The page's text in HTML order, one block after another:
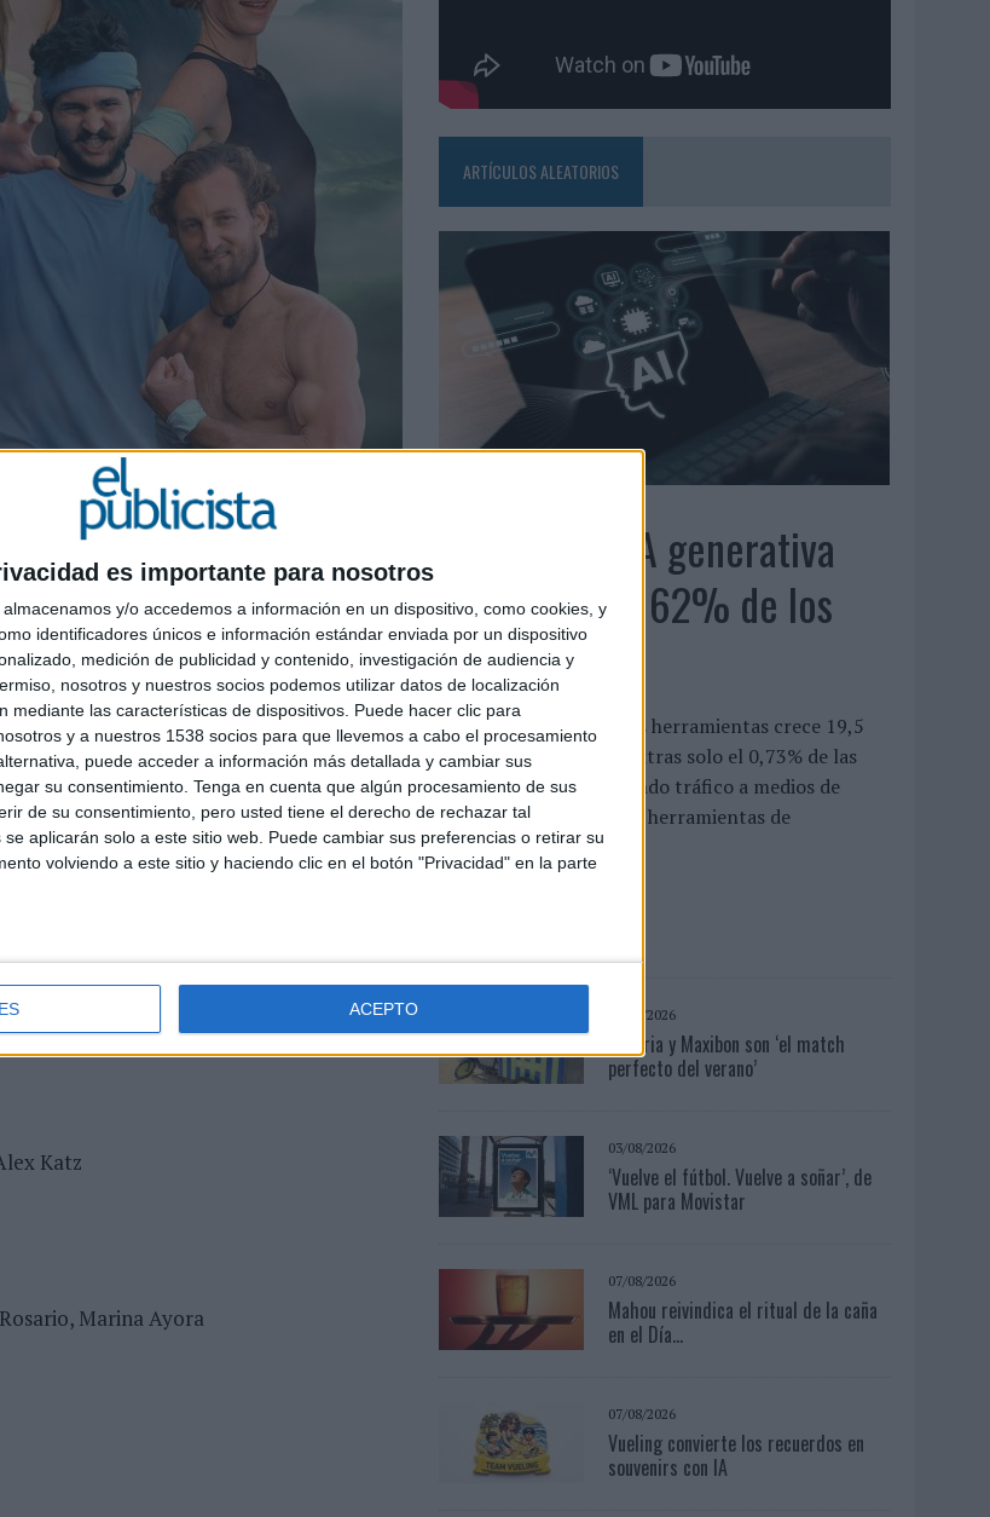
es importante para nosotros
almacenamos y/o accedemos a información en un dispositivo, como cookies, y
identificadores únicos e información estándar enviada por un dispositivo
medición de publicidad y contenido, investigación de audiencia y
nosotros y nuestros socios podemos utilizar datos de localización
mediante las características de dispositivos. Puede hacer clic para
y a nuestros 1538 socios para que llevemos a cabo el procesamiento
puede acceder a información más detallada y cambiar sus
su consentimiento. Tenga en cuenta que algún procesamiento de sus
de su consentimiento, pero usted tiene el derecho de rechazar tal
aplicarán solo a este sitio web. Puede cambiar sus preferencias o retirar su
volviendo a este sitio y haciendo clic en el botón "Privacidad" en la parte
ACEPTO
SAMSUNG ELECTRONICS IBERIA
Katz
Marina Ayora
ARTÍCULOS ALEATORIOS
El uso de la IA generativa
alcanza ya al 62% de los
españoles
La penetración de estas herramientas crece 19,5
puntos en un año, mientras solo el 0,73% de las
consultas acaba derivando tráfico a medios de
comunicación El uso de herramientas de
inteligencia...
04/08/2026
Babaria y Maxibon son ‘el match
perfecto del verano’
03/08/2026
‘Vuelve el fútbol. Vuelve a soñar’, de
VML para Movistar
07/08/2026
Mahou reivindica el ritual de la caña
en el Día...
07/08/2026
Vueling convierte los recuerdos en
souvenirs con IA